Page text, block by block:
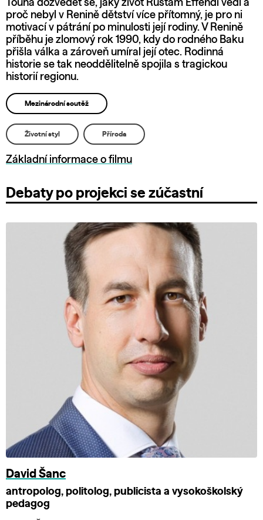
Touha dozvědět se, jaký život Rustam Effendi vedl a
proč nebyl v Renině dětství více přítomný, je pro ni
motivací v pátrání po minulosti její rodiny. V Renině
příběhu je zlomový rok 1990, kdy do rodného Baku
přišla válka a zároveň umíral její otec. Rodinná
historie se tak neoddělitelně spojila s tragickou
historií regionu.
Mezinárodní soutěž
Životní styl Příroda
Základní informace o filmu
Debaty po projekci se zúčastní
David Šanc
antropolog, politolog, publicista a vysokoškolský
pedagog